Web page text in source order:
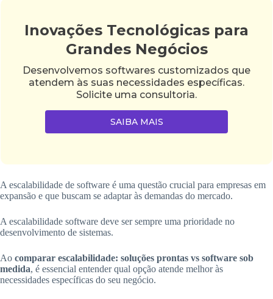
Inovações Tecnológicas para
Grandes Negócios
Desenvolvemos softwares customizados que
atendem às suas necessidades específicas.
Solicite uma consultoria.
SAIBA MAIS
A escalabilidade de software é uma questão crucial para empresas em
expansão e que buscam se adaptar às demandas do mercado.
A escalabilidade software deve ser sempre uma prioridade no
desenvolvimento de sistemas.
Ao comparar escalabilidade: soluções prontas vs software sob
medida, é essencial entender qual opção atende melhor às
necessidades específicas do seu negócio.